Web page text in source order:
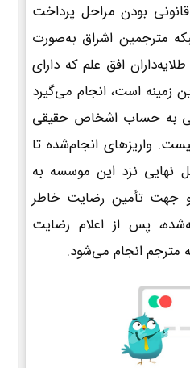
بودن مراحل پرداخت
مترجمین اشراق به‌صورت
افق علم که دارای
زمینه است، انجام می‌گیرد
به حساب اشخاص حقیقی
واریزهای انجام‌شده تا
نهایی نزد این موسسه به
جهت تأمین رضایت خاطر
پس از اعلام رضایت
انجام می‌شود.